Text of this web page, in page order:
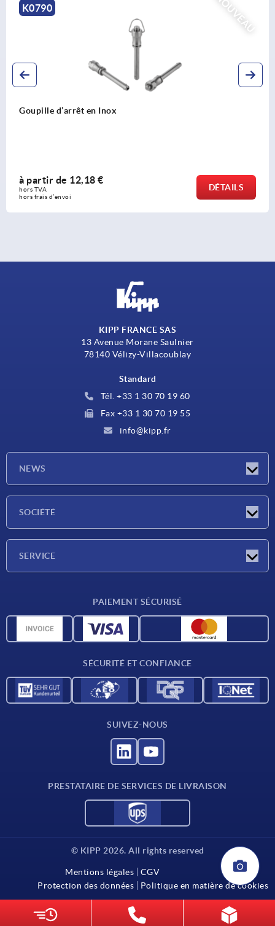
NOUVEAU
K0790
Goupille d'arrêt à résistance élevée au cisaillement
à partir de15,30 €
hors TVA
hors frais d’envoi
DÉTAILS
KIPP FRANCE SAS
13 Avenue Morane Saulnier
78140 Vélizy-Villacoublay
Standard
Tél. +33 1 30 70 19 60
Fax +33 1 30 70 19 55
info@kipp.fr
NEWS
SOCIÉTÉ
SERVICE
Données CAO
PAIEMENT SÉCURISÉ
SÉCURITÉ ET CONFIANCE
SUIVEZ-NOUS
PRESTATAIRE DE SERVICES DE LIVRAISON
© KIPP 2026. All rights reserved
Mentions légales
CGV
Protection des données
Politique en matière de cookies